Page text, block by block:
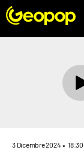
3 Dicembre 2024 18:30